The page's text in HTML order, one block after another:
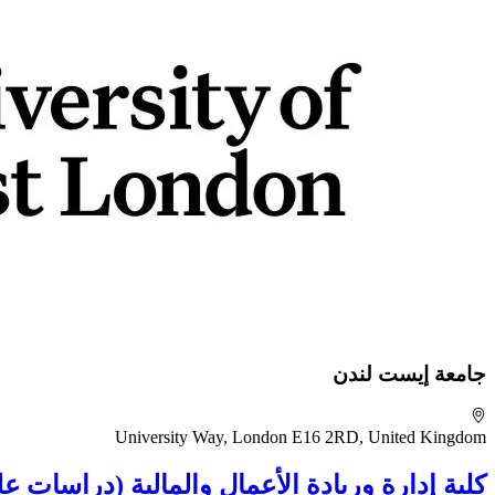
جامعة إيست لندن
University Way, London E16 2RD, United Kingdom
كلية إدارة وريادة الأعمال والمالية (دراسات